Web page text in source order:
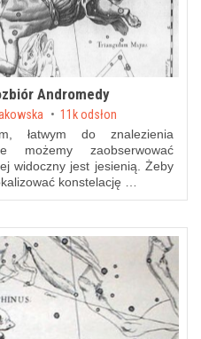
Andromedy
11k odsłon
łatwym do znalezienia
możemy zaobserwować
widoczny jest jesienią. Żeby
konstelację …